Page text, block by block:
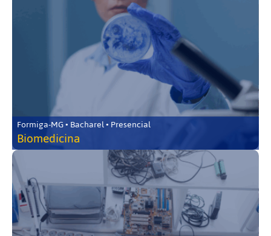
Formiga-MG • Bacharel • Presencial
Biomedicina